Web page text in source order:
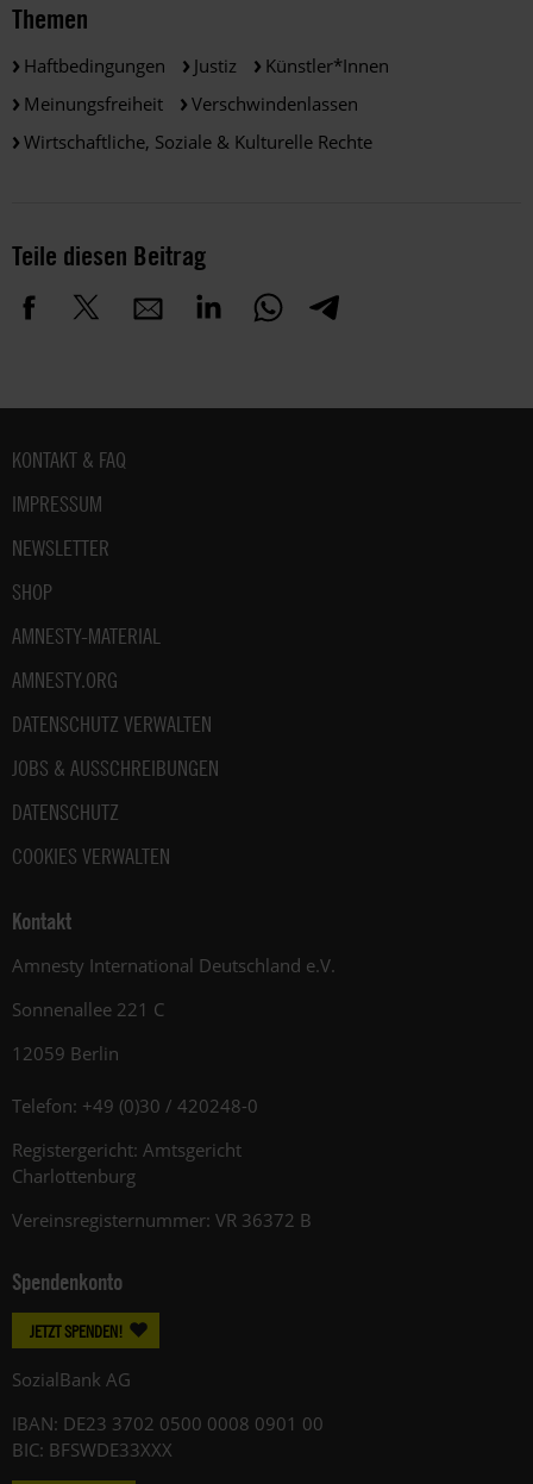
Themen
Haftbedingungen Justiz
Künstler*innen
Meinungsfreiheit
Verschwindenlassen
Wirtschaftliche, Soziale & Kulturelle Rechte
Teile diesen Beitrag
Fußbereich
KONTAKT & FAQ
IMPRESSUM
NEWSLETTER
SHOP
AMNESTY-MATERIAL
AMNESTY.ORG
DATENSCHUTZ VERWALTEN
JOBS & AUSSCHREIBUNGEN
DATENSCHUTZ
COOKIES VERWALTEN
Kontakt
Amnesty International Deutschland e.V.
Sonnenallee 221 C
12059 Berlin
Telefon: +49 (0)30 / 420248-0
Registergericht: Amtsgericht
Charlottenburg
Vereinsregisternummer: VR 36372 B
Spendenkonto
JETZT SPENDEN!
SozialBank AG
IBAN: DE23 3702 0500 0008 0901 00
BIC: BFSWDE33XXX